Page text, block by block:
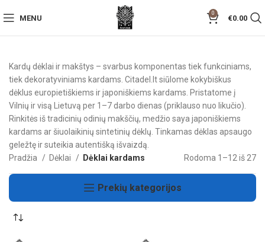
MENU
0
€0.00
Kardų dėklai ir makštys – svarbus komponentas tiek funkciniams,
tiek dekoratyviniams kardams. Citadel.lt siūlome kokybiškus
dėklus europietiškiems ir japoniškiems kardams. Pristatome į
Vilnių ir visą Lietuvą per 1–7 darbo dienas (priklauso nuo likučio).
Rinkitės iš tradicinių odinių makščių, medžio saya japoniškiems
kardams ar šiuolaikinių sintetinių dėklų. Tinkamas dėklas apsaugo
geležtę ir suteikia autentišką išvaizdą.
Pradžia
Dėklai Dėklai kardams Rodoma 1–12 iš 27
Prekių kategorijos